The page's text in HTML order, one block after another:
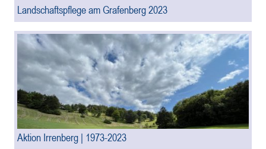
Landschaftspflege am Grafenberg 2023
Aktion Irrenberg | 1973-2023